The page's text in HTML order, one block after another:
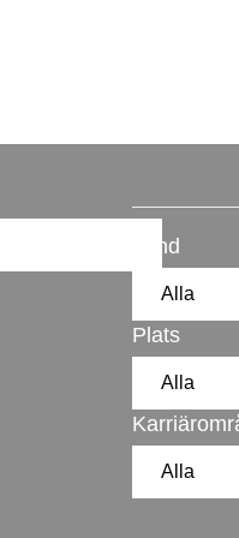
Land
Plats